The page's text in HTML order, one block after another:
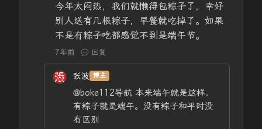
今年太闷热，我们就懒得包粽子了，幸好
别人送有几根粽子，早餐就吃掉了。如果
不是有粽子吃都感觉不到是端午节。
7年前 回复
张波 博主
@boke112导航 本来端午就是这样，
有粽子就是端午。没有粽子和平时没
有区别